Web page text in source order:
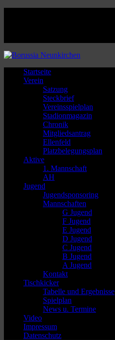
Startseite
Verein
Satzung
Steckbrief
Vereinsspielplan
Stadionmagazin
Chronik
Mitgliedsantrag
Ellenfeld
Platzbelegungsplan
Aktive
1. Mannschaft
AH
Jugend
Jugendsponsoring
Mannschaften
G Jugend
F Jugend
E Jugend
D Jugend
C Jugend
B Jugend
A Jugend
Kontakt
Tischkicker
Tabelle und Ergebnisse
Spielplan
News u. Termine
Video
Impressum
Datenschutz